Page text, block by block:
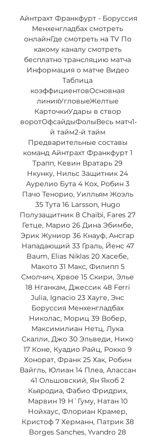
Айнтрахт Франкфурт - Боруссия
Менхенгладбах смотреть
онлайнГде смотреть на TV По
какому каналу смотреть
бесплатно трансляцию матча
Информация о матче Видео
Таблица
коэффициентовОсновная
линияУгловыеЖелтые
КарточкиУдары в створ
воротОфсайдыФолыВесь матч1-
й тайм2-й тайм
Предварительные составы
команд Айнтрахт Франкфурт 1
Трапп, Кевин Вратарь 29
Нкунку, Нильс Защитник 24
Аурелио Бута 4 Кох, Робин 3
Пачо Тенорио, Уилльям Жоэль
35 Тута 16 Larsson, Hugo
Полузащитник 8 Chaibi, Fares 27
Гетце, Марио 26 Дина Эбимбе,
Эрик Жуниор 36 Кнауф, Ансгар
Нападающий 33 Граль, Йенс 47
Baum, Elias Niklas 20 Хасебе,
Макото 31 Макс, Филипп 5
Смолчич, Хрвое 15 Скири, Элье
18 Нганкам, Джессик 48 Ferri
Julia, Ignacio 23 Хауге, Энс
Боруссия Менхенгладбах
Николас, Мориц 39 Вобер,
Максимилиан Нетц, Лука
Скалли, Джо 30 Эльведи, Нико
17 Коне, Куадио Райц, Рокко 9
Хонорат, Франк 25 Хак, Робин
Вайгль, Юлиан 14 Плеа, Алассан
41 Ольшовский, Ян Якоб 2
Кьяродиа, Фабио Фридрих,
Марвин 19 Н`Гуму, Натан 10
Нойхаус, Флориан Крамер,
Кристоф 7 Херманн, Патрик 38
Borges Sanches, Yvandro 28